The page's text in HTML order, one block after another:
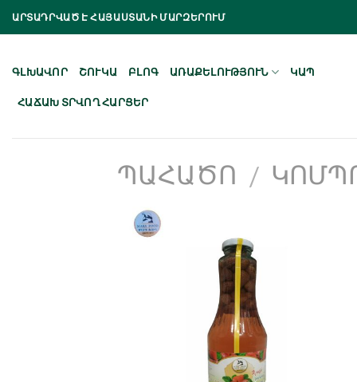
Skip
ԱՐՏԱԴՐՎԱԾ Է ՀԱՅԱՍՏԱՆԻ ՄԱՐԶԵՐՈՒՄ
ԳԼԽԱՎՈՐ ՇՈՒԿԱ ԲԼՈԳ ԱՌԱՔԵԼՈՒԹՅՈՒՆ ԿԱՊ
ՀԱՃԱԽ ՏՐՎՈՂ ՀԱՐՑԵՐ
ՊԱՀԱԾՈ /